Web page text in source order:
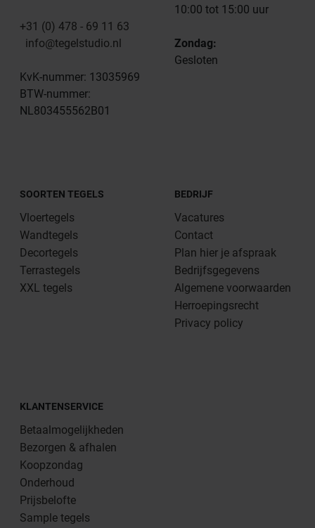
+31 (0) 478 - 69 11 63
info@tegelstudio.nl
KvK-nummer: 13035969
BTW-nummer:
NL803455562B01
10:00 tot 15:00 uur
Zondag:
Gesloten
SOORTEN TEGELS
Vloertegels
Wandtegels
Decortegels
Terrastegels
XXL tegels
BEDRIJF
Vacatures
Contact
Plan hier je afspraak
Bedrijfsgegevens
Algemene voorwaarden
Herroepingsrecht
Privacy policy
KLANTENSERVICE
Betaalmogelijkheden
Bezorgen & afhalen
Koopzondag
Onderhoud
Prijsbelofte
Sample tegels